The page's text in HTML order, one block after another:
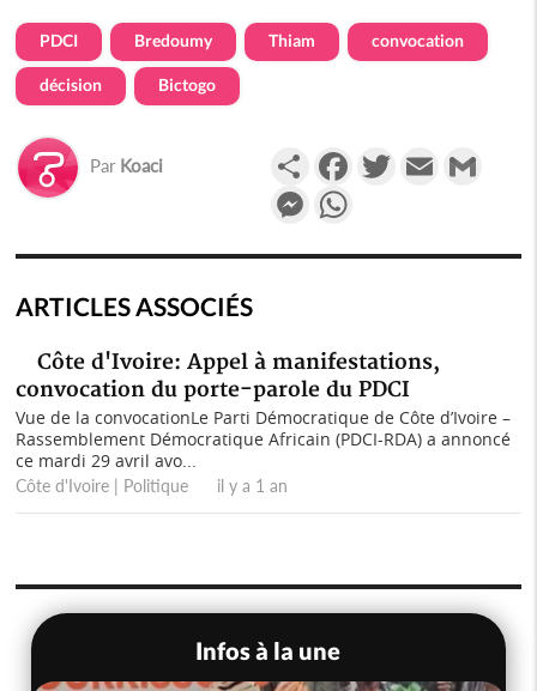
PDCI Bredoumy Thiam convocation
décision Bictogo
Par Koaci PartagerFacebookTwitterEmail
Messenger
ARTICLES ASSOCIÉS
Côte d'Ivoire: Appel à manifestations,
convocation du porte-parole du PDCI
Vue de la convocationLe Parti Démocratique de Côte d’Ivoire –
Rassemblement Démocratique Africain (PDCI-RDA) a annoncé
ce mardi 29 avril avo...
Côte d'Ivoire | Politique il y a 1 an
Infos à la une